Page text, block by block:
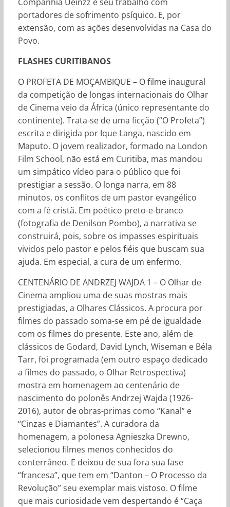
portadores de sofrimento psíquico. E, por
extensão, com as ações desenvolvidas na Casa do
Povo.
FLASHES CURITIBANOS
O PROFETA DE MOÇAMBIQUE – O filme inaugural
da competição de longas internacionais do Olhar
de Cinema veio da África (único representante do
continente). Trata-se de uma ficção (“O Profeta”)
escrita e dirigida por Ique Langa, nascido em
Maputo. O jovem realizador, formado na London
Film School, não está em Curitiba, mas mandou
um simpático vídeo para o público que foi
prestigiar a sessão. O longa narra, em 88
minutos, os conflitos de um pastor evangélico
com a fé cristã. Em poético preto-e-branco
(fotografia de Denilson Pombo), a narrativa se
construirá, pois, sobre os impasses espirituais
vividos pelo pastor e pelos fiéis que buscam sua
ajuda. Em especial, a cura de um enfermo.
CENTENÁRIO DE ANDRZEJ WAJDA 1 – O Olhar de
Cinema ampliou uma de suas mostras mais
prestigiadas, a Olhares Clássicos. A procura por
filmes do passado soma-se em pé de igualdade
com os filmes do presente. Este ano, além de
clássicos de Godard, David Lynch, Wiseman e Béla
Tarr, foi programada (em outro espaço dedicado
a filmes do passado, o Olhar Retrospectiva)
mostra em homenagem ao centenário de
nascimento do polonês Andrzej Wajda (1926-
2016), autor de obras-primas como “Kanal” e
“Cinzas e Diamantes”. A curadora da
homenagem, a polonesa Agnieszka Drewno,
selecionou filmes menos conhecidos do
conterrâneo. E deixou de sua fora sua fase
“francesa”, que tem em “Danton – O Processo da
Revolução” seu exemplar mais vistoso. O filme
que mais curiosidade vem despertando é “Caça